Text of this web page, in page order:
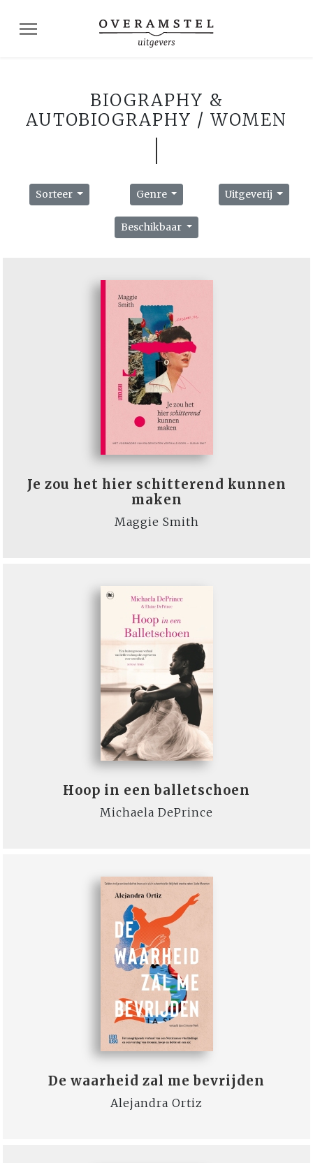
BIOGRAPHY &
AUTOBIOGRAPHY / WOMEN
Sorteer Genre Uitgeverij
Beschikbaar
Je zou het hier schitterend kunnen
maken
Maggie Smith
Hoop in een balletschoen
Michaela DePrince
De waarheid zal me bevrijden
Alejandra Ortiz